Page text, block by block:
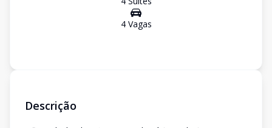
4Vagas
Descrição